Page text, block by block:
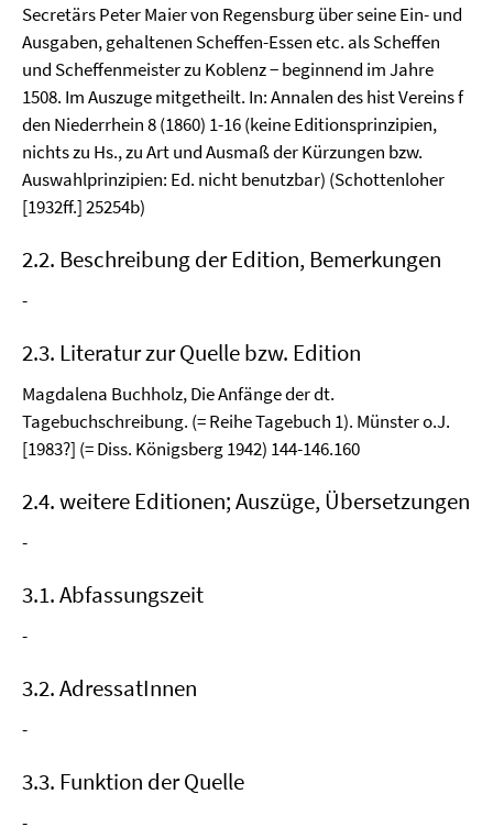
Secretärs Peter Maier von Regensburg über seine Ein- und
Ausgaben, gehaltenen Scheffen-Essen etc. als Scheffen
und Scheffenmeister zu Koblenz − beginnend im Jahre
1508. Im Auszuge mitgetheilt. In: Annalen des hist Vereins f
den Niederrhein 8 (1860) 1-16 (keine Editionsprinzipien,
nichts zu Hs., zu Art und Ausmaß der Kürzungen bzw.
Auswahlprinzipien: Ed. nicht benutzbar) (Schottenloher
[1932ff.] 25254b)
2.2. Beschreibung der Edition, Bemerkungen
-
2.3. Literatur zur Quelle bzw. Edition
Magdalena Buchholz, Die Anfänge der dt.
Tagebuchschreibung. (= Reihe Tagebuch 1). Münster o.J.
[1983?] (= Diss. Königsberg 1942) 144-146.160
2.4. weitere Editionen; Auszüge, Übersetzungen
-
3.1. Abfassungszeit
-
3.2. AdressatInnen
-
3.3. Funktion der Quelle
-